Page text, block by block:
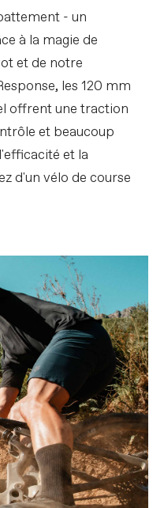
- un
à la magie de
et de notre
les 120 mm
offrent une traction
et beaucoup
et la
d'un vélo de course
Race WT, 29x2.4",
29x2.4", EXO
Flat, butted 2014 Alloy,
8° sweep, 760mm
Silicone
NDR, STN rails
Dropper, internal
(S), 150mm (M-XL)
SONT
PREAVIS, BASES
ET